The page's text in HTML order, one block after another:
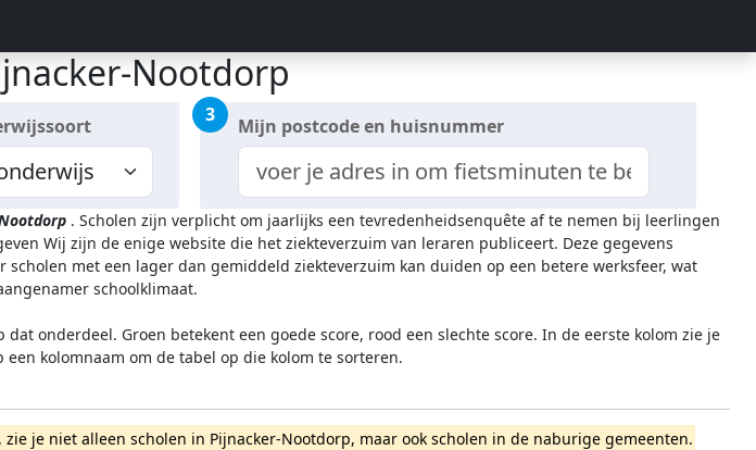
Nootdorp
3 Mijn postcode en huisnummer
. Scholen zijn verplicht om jaarlijks een tevredenheidsenquête af te nemen bij leerlingen
Wij zijn de enige website die het ziekteverzuim van leraren publiceert. Deze gegevens
scholen met een lager dan gemiddeld ziekteverzuim kan duiden op een betere werksfeer, wat
schoolklimaat.
onderdeel. Groen betekent een goede score, rood een slechte score. In de eerste kolom zie je
kolomnaam om de tabel op die kolom te sorteren.
je niet alleen scholen in Pijnacker-Nootdorp, maar ook scholen in de naburige gemeenten.